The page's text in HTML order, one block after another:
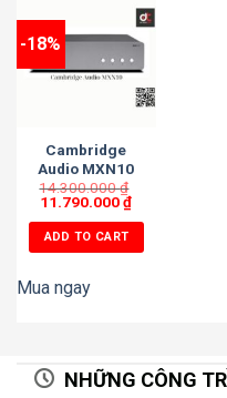
-18%
Cambridge
Audio MXN10
14.300.000₫
11.790.000₫
ADD TO CART
Mua ngay
NHỮNG CÔNG